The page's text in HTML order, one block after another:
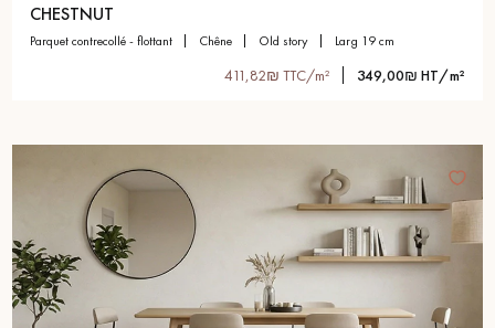
CHESTNUT
parquet contrecollé - flottant chêne old story larg 19 cm
411,82₪ TTC/m² 349,00₪ HT/m²